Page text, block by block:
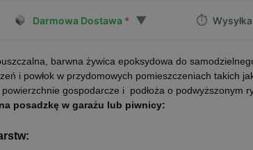
Darmowa Dostawa * ▼ ⏱
barwna żywica epoksydowa do
i powłok w przydomowych pomieszczeniach takich
powierzchnie gospodarcze i podłoża o podwyższonym
posadzkę w garażu lub piwnicy: